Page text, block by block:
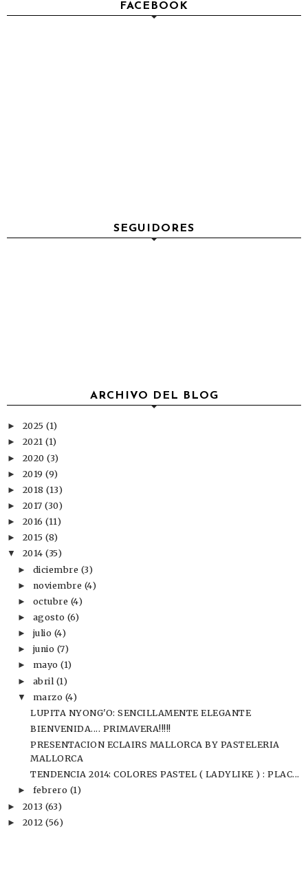
FACEBOOK
SEGUIDORES
ARCHIVO DEL BLOG
► 2025 (1)
► 2021 (1)
► 2020 (3)
► 2019 (9)
► 2018 (13)
► 2017 (30)
► 2016 (11)
► 2015 (8)
▼ 2014 (35)
► diciembre (3)
► noviembre (4)
► octubre (4)
► agosto(6)
► julio (4)
► junio (7)
► mayo(1)
► abril (1)
▼ marzo (4)
LUPITA NYONG'O: SENCILLAMENTE ELEGANTE
BIENVENIDA.... PRIMAVERA!!!!!
PRESENTACION ECLAIRS MALLORCA BY PASTELERIA
MALLORCA
TENDENCIA 2014: COLORES PASTEL ( LADYLIKE ) : PLAC...
► febrero (1)
► 2013 (63)
► 2012 (56)